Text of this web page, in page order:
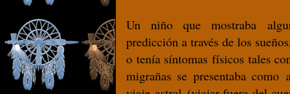
Un niño que mostraba
predicción a través de los
o tenía síntomas físicos tales
migrañas se presentaba